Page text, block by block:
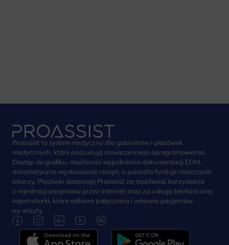
Proassist to system medyczny dla gabinetów i placówek
medycznych, które poszukują nowoczesnego oprogramowania.
Dostęp do grafiku, możliwość wypełniania dokumentacji EDM,
automatyczne wystawianie recept, a ponadto funkcje rozliczania
lekarzy. Placówki doceniają Proassist za możliwość korzystania
z rejestracji pacjentów przez internet oraz za usługę telefonicznej
rejestratorki, która odbiera połączania i umawia pacjentów
na wizyty.